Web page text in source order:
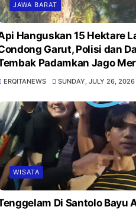
JAWA BARAT
Hanguskan 15 Hektare
Garut, Polisi dan
Padamkan Jago
ERQITANEWS SUNDAY, JULY 26, 2026
WISATA
Di Santolo Bayu Aditya Belum